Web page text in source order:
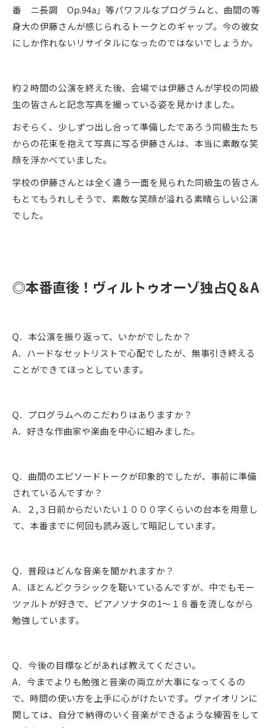
番 ニ長調 Op.94a」等パワフルなプログラムと、曲間の等
身大の伊藤さんが感じられるトークとのギャップ。今の彼女
にしか作れないリサイタルになったのではないでしょうか。
約２時間の公演を終えた後、会場では伊藤さんが学校の同級
生の皆さんと記念写真を撮っている姿を見かけました。
おそらく、少しずつ出し合って準備したであろう同級生たち
からの花束を抱えて写真に写る伊藤さんは、本当に素敵な笑
顔を浮かべていました。
学校の伊藤さんとは全く違う一面を見られた同級生の皆さん
もとてもうれしそうで、素敵な笑顔が溢れる素晴らしい公演
でした。
◎本番直後！ヴィルトゥオーゾ独占Q＆A
Q．本公演を振り返って、いかがでしたか？
A．ハードなセットリストで心配でしたが、無事引き終える
ことができてほっとしています。
Q．プログラムへのこだわりはありますか？
A．好きな作曲家や楽曲を中心に組みました。
Q．曲間のエピソードトークが印象的でしたが、事前に準備
されているんですか？
A．２,３日前からだいたい１０００字くらいの台本を用意し
て、本番までに何回も読み返して暗記しています。
Q．普段はどんな音楽を聞かれますか？
A．ほとんどクラシックを聴いているんですが、中でもモー
ツァルトが好きで、ピアノソナタの1〜１８番を流しながら
勉強しています。
Q．今後の目標などがあれば教えてください。
A．今までよりも勉強と音楽の両立が大事になってくるの
で、時間の使い方を上手に心がけたいです。ヴァイオリンに
関しては、自分で納得のいく音楽ができるような練習をして